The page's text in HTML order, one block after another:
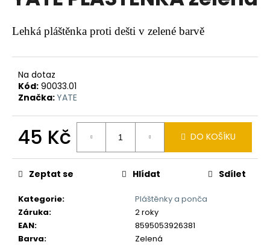
z
5
Lehká pláštěnka proti dešti v zelené barvě
Na dotaz
Kód: 90033.01
Značka:YATE
45 Kč
cena:
DO KOŠÍKU
Kategorie:
Pláštěnky a ponča
Záruka:
2 roky
EAN:
8595053926381
Barva:
Zelená
Zeptat se Hlídat Sdílet
j
t
?
HLEDAT
D
o
p
o